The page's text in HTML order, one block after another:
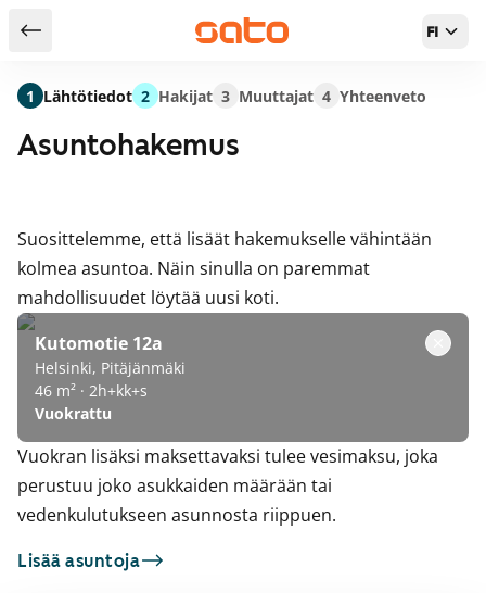
Takaisin hakutuloksiin FI
Asuntohakemus
Suosittelemme, että lisäät hakemukselle vähintään
kolmea asuntoa. Näin sinulla on paremmat
mahdollisuudet löytää uusi koti.
Kutomotie 12a
Helsinki, Pitäjänmäki
46 m² · 2h+kk+s
Vuokrattu
Vuokran lisäksi maksettavaksi tulee vesimaksu, joka
perustuu joko asukkaiden määrään tai
vedenkulutukseen asunnosta riippuen.
Lisää asuntoja
1 Lähtötiedot 2 Hakijat 3 Muuttajat 4 Yhteenveto